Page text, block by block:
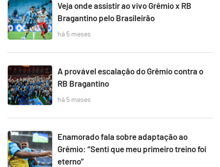
Veja onde assistir ao vivo Grêmio x RB
Bragantino pelo Brasileirão
há 5 meses
A provável escalação do Grêmio contra o
RB Bragantino
há 5 meses
Enamorado fala sobre adaptação ao
Grêmio: “Senti que meu primeiro treino foi
eterno”